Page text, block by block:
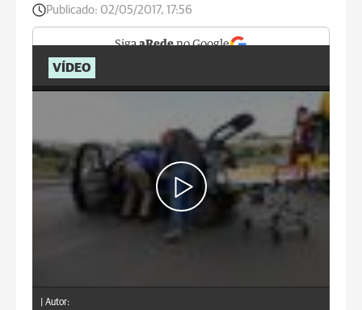
Publicado: 02/05/2017, 17:56
SigaaRedeno Google
VÍDEO
Autor: